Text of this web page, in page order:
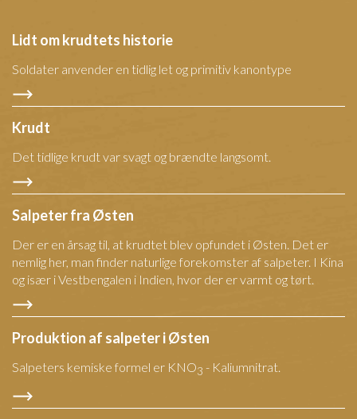
Lidt om krudtets historie
Soldater anvender en tidlig let og primitiv kanontype
Krudt
Det tidlige krudt var svagt og brændte langsomt.
Salpeter fra Østen
Der er en årsag til, at krudtet blev opfundet i Østen. Det er
nemlig her, man finder naturlige forekomster af salpeter. I Kina
og især i Vestbengalen i Indien, hvor der er varmt og tørt.
Produktion af salpeter i Østen
Salpeters kemiske formel er KNO3 - Kaliumnitrat.